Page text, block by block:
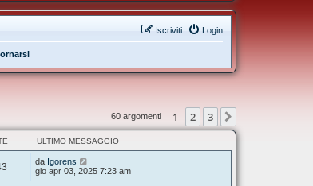
Login
Iscriviti
60 argomenti 1 2 3
ULTIMO MESSAGGIO
da Igorens
gio apr 03, 2025 7:23 am